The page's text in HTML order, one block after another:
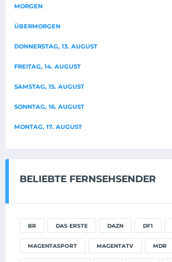
MORGEN
ÜBERMORGEN
DONNERSTAG, 13. AUGUST
FREITAG, 14. AUGUST
SAMSTAG, 15. AUGUST
SONNTAG, 16. AUGUST
MONTAG, 17. AUGUST
BELIEBTE FERNSEHSENDER
BR DAS ERSTE DAZN DF1
MAGENTASPORT MAGENTATV MDR